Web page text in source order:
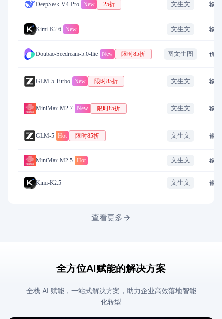
DeepSeek-V4-Pro New 25折 文生文 输
Kimi-K2.6 New 文生文 输
Doubao-Seedream-5.0-lite New 限时85折 图文生图 价
GLM-5-Turbo New 限时85折 文生文 输
MiniMax-M2.7 New 限时85折 文生文 输
GLM-5 Hot 限时85折 文生文 输
MiniMax-M2.5 Hot 文生文 输
Kimi-K2.5 文生文 输
查看更多
全方位AI赋能的解决方案
全栈 AI 赋能，一站式解决方案，助力企业高效落地智能
化转型